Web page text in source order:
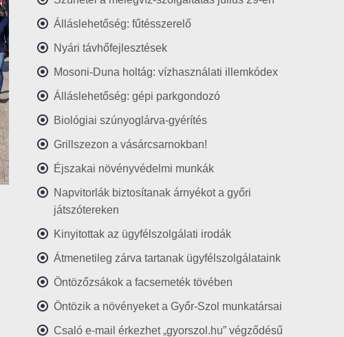
Álláslehetőség: fűtésszerelő
Nyári távhőfejlesztések
Mosoni-Duna holtág: vízhasználati illemkódex
Álláslehetőség: gépi parkgondozó
Biológiai szúnyoglárva-gyérítés
Grillszezon a vásárcsarnokban!
Éjszakai növényvédelmi munkák
Napvitorlák biztosítanak árnyékot a győri
játszótereken
Kinyitottak az ügyfélszolgálati irodák
Átmenetileg zárva tartanak ügyfélszolgálataink
Öntözőzsákok a facsemeték tövében
Öntözik a növényeket a Győr-Szol munkatársai
Csaló e-mail érkezhet „gyorszol.hu” végződésű